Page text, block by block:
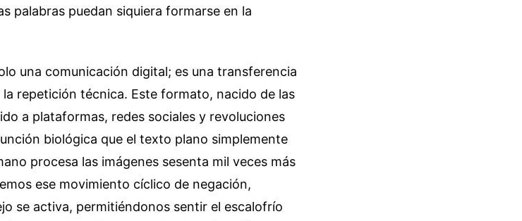
palabras puedan siquiera formarse en la
una comunicación digital; es una transferencia
repetición técnica. Este formato, nacido de las
a plataformas, redes sociales y revoluciones
biológica que el texto plano simplemente
procesa las imágenes sesenta mil veces más
ese movimiento cíclico de negación,
se activa, permitiéndonos sentir el escalofrío